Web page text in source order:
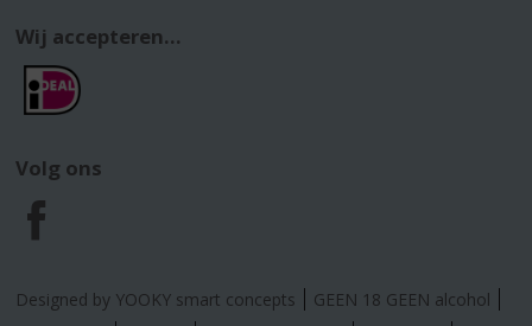
Wij accepteren...
Volg ons
F
a
Designed by YOOKY smart concepts
GEEN 18 GEEN alcohol